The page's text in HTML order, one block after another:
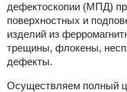
дефектоскопии (МПД)
поверхностных и
изделий из
трещины, флокены,
дефекты.
Осуществляем полный